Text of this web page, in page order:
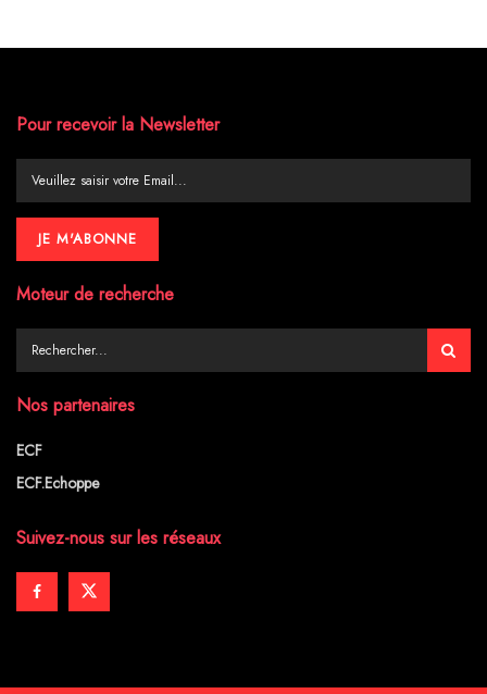
Pour recevoir la Newsletter
Moteur de recherche
Nos partenaires
ECF
ECF.Echoppe
Suivez-nous sur les réseaux